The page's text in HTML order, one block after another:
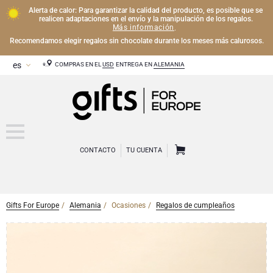
Alerta de calor: Para garantizar la calidad del producto, es posible que se
realicen adaptaciones en el envío y la manipulación de los regalos.
Más información .
Recomendamos elegir regalos sin chocolate durante los meses más calurosos.
COMPRAS EN ELUSD ENTREGA EN ALEMANIA
CONTACTO TU CUENTA
CHAMPÁN
Gifts For Europe Alemania Ocasiones Regalos de cumpleaños